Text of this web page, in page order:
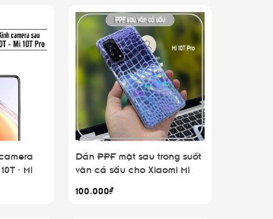
- Mi
Dán PPF mặt sau trong suốt
vân cá sấu cho Xiaomi Mi
100.000₫